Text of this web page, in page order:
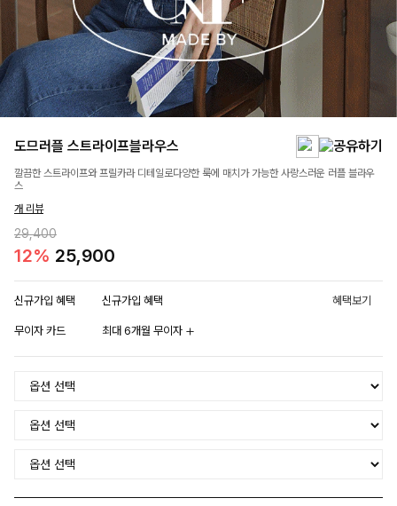
도므러플 스트라이프블라우스
깔끔한 스트라이프와 프릴카라 디테일로다양한 룩에 매치가 가능한 사랑스러운 러플 블라우
스
개 리뷰
29,400
12% 25,900
신규가입 혜택 신규가입 혜택 혜택보기
무이자 카드 최대 6개월 무이자